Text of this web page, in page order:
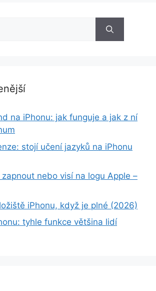
na iPhonu: jak funguje a jak z ní
stojí učení jazyků na iPhonu
nebo visí na logu Apple –
iPhonu, když je plné (2026)
tyhle funkce většina lidí